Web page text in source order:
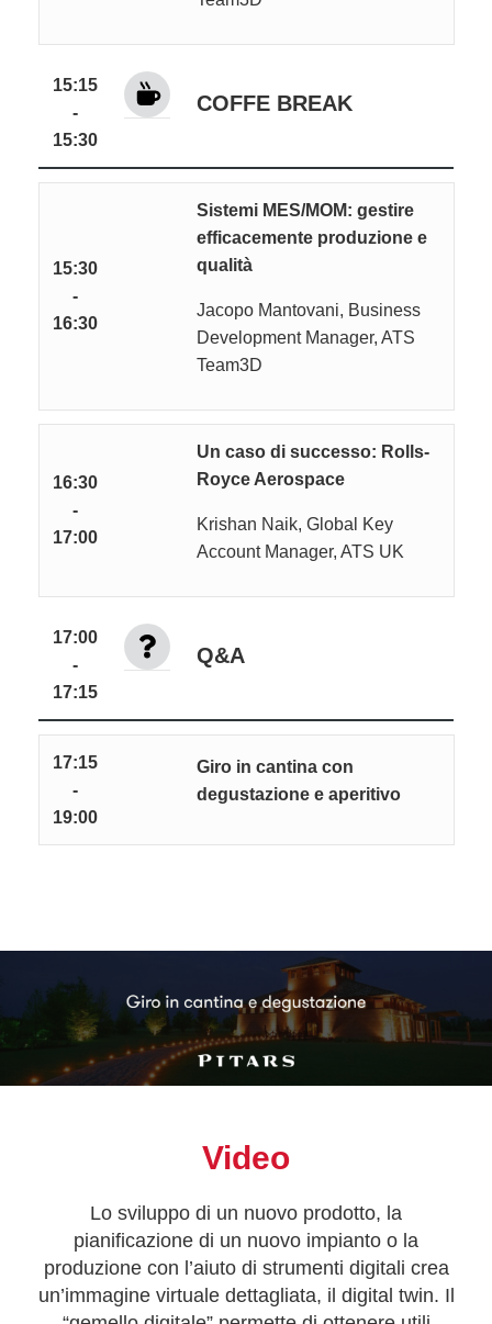
15:15
-
15:30
COFFE BREAK
15:30
-
16:30
Sistemi MES/MOM: gestire
efficacemente produzione e
qualità
Jacopo Mantovani, Business
Development Manager, ATS
Team3D
16:30
-
17:00
Un caso di successo: Rolls-
Royce Aerospace
Krishan Naik, Global Key
Account Manager, ATS UK
17:00
-
17:15
Q&A
17:15
-
19:00
Giro in cantina con
degustazione e aperitivo
Video
Lo sviluppo di un nuovo prodotto, la
pianificazione di un nuovo impianto o la
produzione con l’aiuto di strumenti digitali crea
un’immagine virtuale dettagliata, il digital twin. Il